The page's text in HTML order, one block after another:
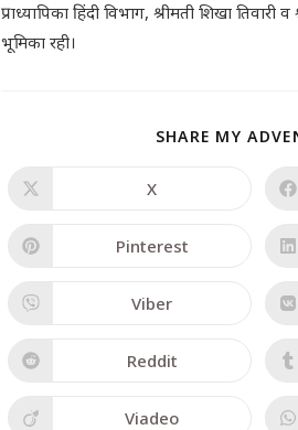
प्राध्यापिका हिंदी विभाग, श्रीमती शिखा
भूमिका रही।
SHARE MY
X
Pinterest
Viber
Reddit
Viadeo